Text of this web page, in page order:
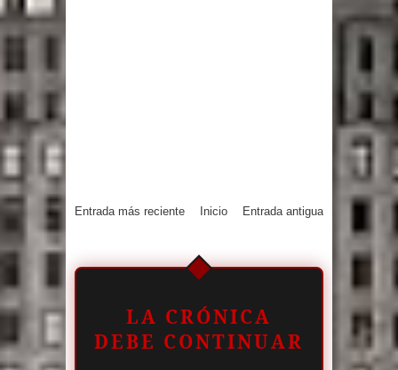
Entrada más reciente Entrada antigua
Inicio
LA CRÓNICA
DEBE CONTINUAR